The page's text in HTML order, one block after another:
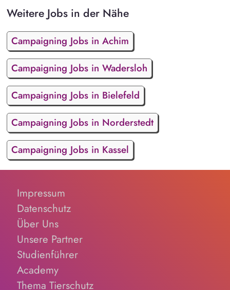
Weitere Jobs in der Nähe
Campaigning Jobs in Achim
Campaigning Jobs in Wadersloh
Campaigning Jobs in Bielefeld
Campaigning Jobs in Norderstedt
Campaigning Jobs in Kassel
Impressum
Datenschutz
Über Uns
Unsere Partner
Studienführer
Academy
Thema Tierschutz